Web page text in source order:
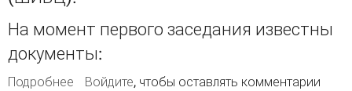
На момент первого заседания известны
документы:
Подробнее о Вошёл в состав рабочей группы
Войдите, чтобы оставлять комментарии